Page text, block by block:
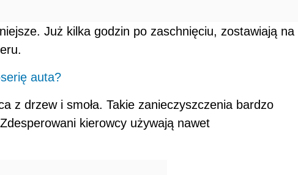
Już kilka godzin po zaschnięciu, zostawiają na
auta?
z drzew i smoła. Takie zanieczyszczenia bardzo
kierowcy używają nawet